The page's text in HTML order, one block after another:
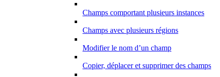
Champs comportant plusieurs instances
Champs avec plusieurs régions
Modifier le nom d’un champ
Copier, déplacer et supprimer des champs